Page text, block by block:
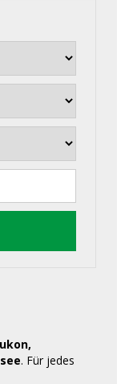
. Für jedes